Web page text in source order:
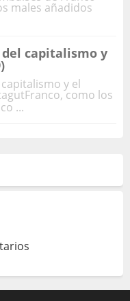
males añadidos
capitalismo y
y el
como los
...